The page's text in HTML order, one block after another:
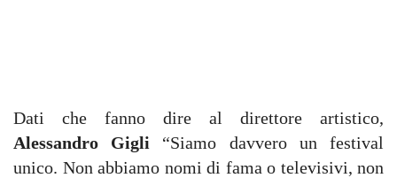
Dati che fanno dire al direttore artistico,
Alessandro Gigli “Siamo davvero un festival
unico. Non abbiamo nomi di fama o televisivi, non